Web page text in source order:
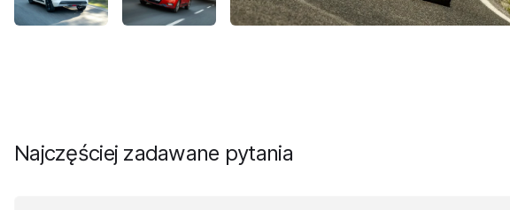
Najczęściej zadawane pytania